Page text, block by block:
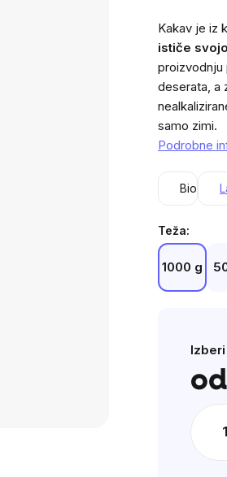
product
rating
is
5
Kakav je iz
ističe
proizvodnju
deserata, a
samo zimi.
Podrobne
Bio
Teža:
1000 g
od